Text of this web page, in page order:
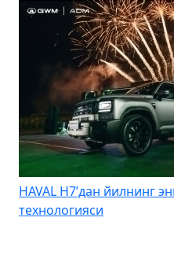
HAVAL H7’дан йилнинг
технологияси